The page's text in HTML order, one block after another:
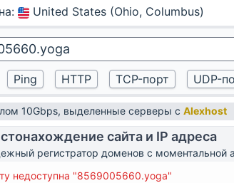
: United States (Ohio, Columbus)
10Gbps, выделенные серверы с Alexhost
сайта и IP адреса
регистратор доменов с моментальной
недоступна "8569005660.yoga"